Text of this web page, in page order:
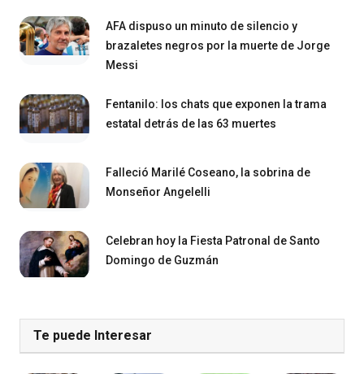
AFA dispuso un minuto de silencio y
brazaletes negros por la muerte de Jorge
Messi
Fentanilo: los chats que exponen la trama
estatal detrás de las 63 muertes
Falleció Marilé Coseano, la sobrina de
Monseñor Angelelli
Celebran hoy la Fiesta Patronal de Santo
Domingo de Guzmán
Te puede Interesar